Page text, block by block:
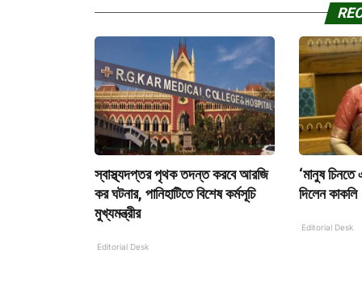
স্বাস্থ্যদপ্তর পৃথক তদন্ত করবে আরজি
কর ঘটনার, পানিহাটিতে বিশেষ কর্মসূচি
মুখ্যমন্ত্রীর
Editorial Desk
‘মানুষ
দিলেন কাকলি
Editorial Desk